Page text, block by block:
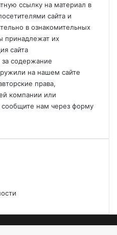
ссылку на материал в
сайта и
в ознакомительных
принадлежат их
сайта
за содержание
на нашем сайте
права,
компании или
сообщите нам через форму